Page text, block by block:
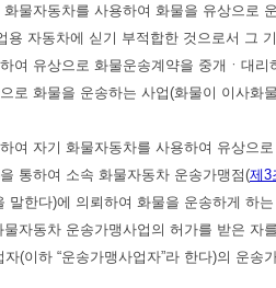
물자동차를 사용하여 화물을 유상으로
자동차에 싣기 부적합한 것으로서 그
여 유상으로 화물운송계약을 중개ㆍ대
로 화물을 운송하는 사업(화물이 이사
여 자기 화물자동차를 사용하여 유상으
통하여 소속 화물자동차 운송가맹점(제3
한다)에 의뢰하여 화물을 운송하게 하
물자동차 운송가맹사업의 허가를 받은 자
(이하 “운송가맹사업자”라 한다)의 운